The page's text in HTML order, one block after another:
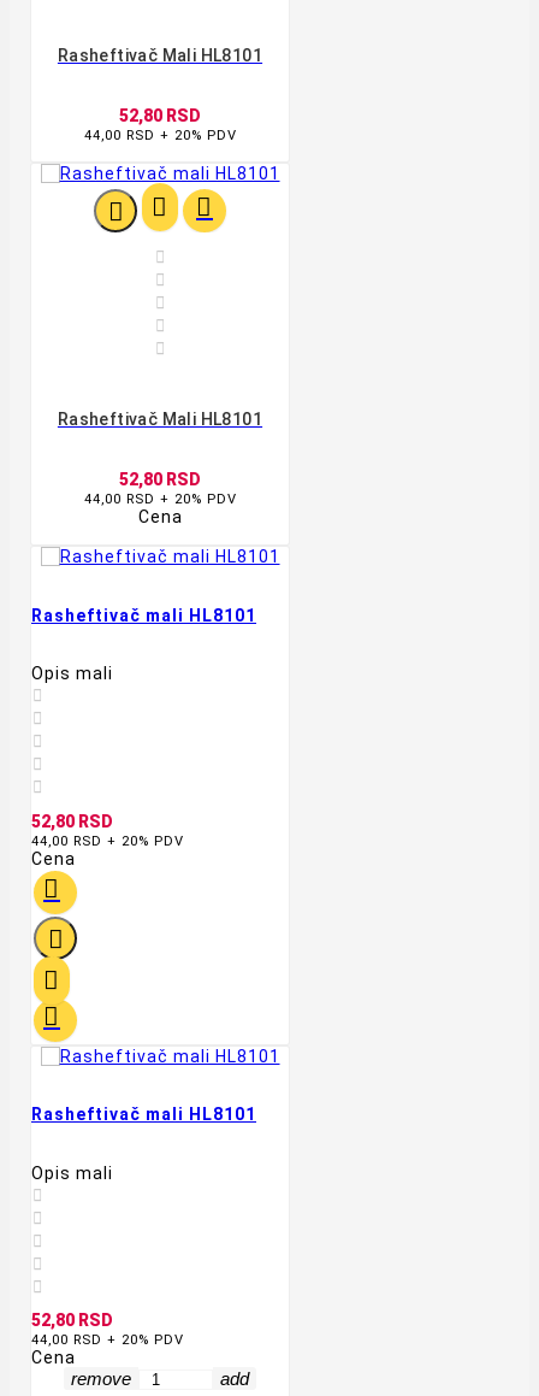
Rasheftivač Mali HL8101
52,80 RSD
44,00 RSD + 20% PDV
  





Rasheftivač Mali HL8101
52,80 RSD
44,00 RSD + 20% PDV
Cena
Rasheftivač mali HL8101
Opis mali





52,80 RSD
44,00 RSD + 20% PDV
Cena




Rasheftivač mali HL8101
Opis mali





52,80 RSD
44,00 RSD + 20% PDV
Cena
remove add